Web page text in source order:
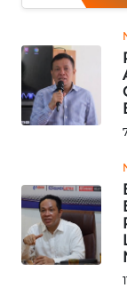
EKUIN
SAINS-TEKNO
SERBA-SERBI